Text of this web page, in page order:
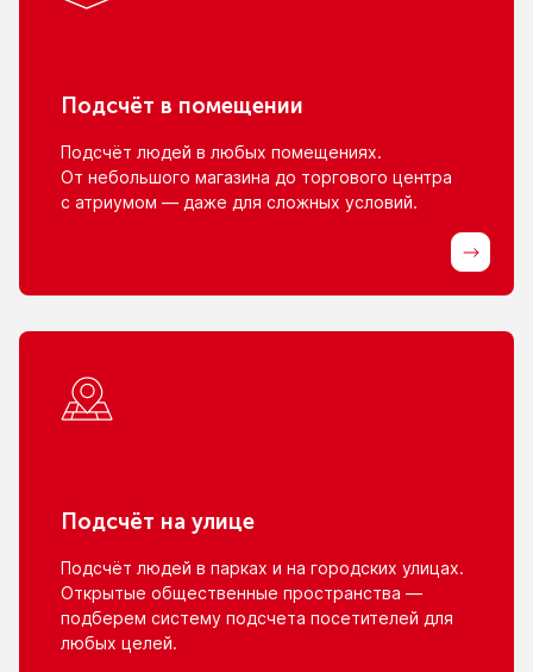
Подсчёт в помещении
Подсчёт людей в любых помещениях.
От небольшого магазина до торгового центра
с атриумом — даже для сложных условий.
Подсчёт на улице
Подсчёт людей в парках и на городских улицах.
Открытые общественные пространства —
подберем систему подсчета посетителей для
любых целей.